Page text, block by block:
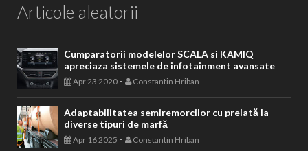
Articole aleatorii
Cumparatorii modelelor SCALA si KAMIQ
apreciaza sistemele de infotainment avansate
Apr 23 2020 - Constantin Hriban
Adaptabilitatea semiremorcilor cu prelată la
diverse tipuri de marfă
Apr 16 2025 - Constantin Hriban